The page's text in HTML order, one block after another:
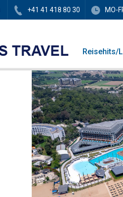
+41 41 418 80 30 MO-
Reisehits/